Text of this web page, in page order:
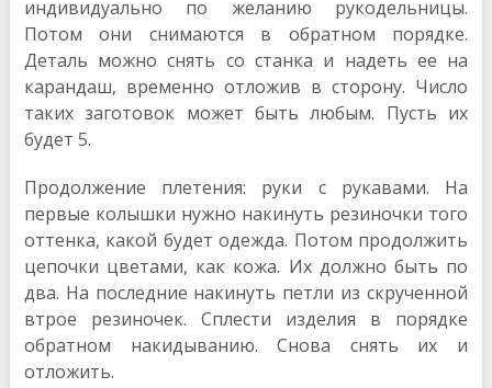
индивидуально по желанию рукодельницы.
Потом они снимаются в обратном порядке.
Деталь можно снять со станка и надеть ее на
карандаш, временно отложив в сторону. Число
таких заготовок может быть любым. Пусть их
будет 5.
Продолжение плетения: руки с рукавами. На
первые колышки нужно накинуть резиночки того
оттенка, какой будет одежда. Потом продолжить
цепочки цветами, как кожа. Их должно быть по
два. На последние накинуть петли из скрученной
втрое резиночек. Сплести изделия в порядке
обратном накидыванию. Снова снять их и
отложить.